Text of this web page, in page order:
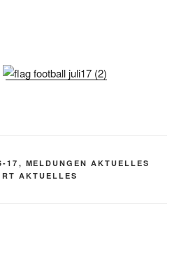
17 , MELDUNGEN AKTUELLES
AKTUELLES